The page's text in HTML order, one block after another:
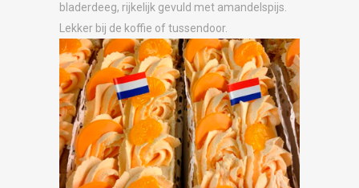
bladerdeeg, rijkelijk gevuld met amandelspijs.
Lekker bij de koffie of tussendoor.